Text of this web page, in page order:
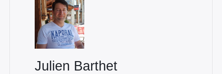
Julien Barthet